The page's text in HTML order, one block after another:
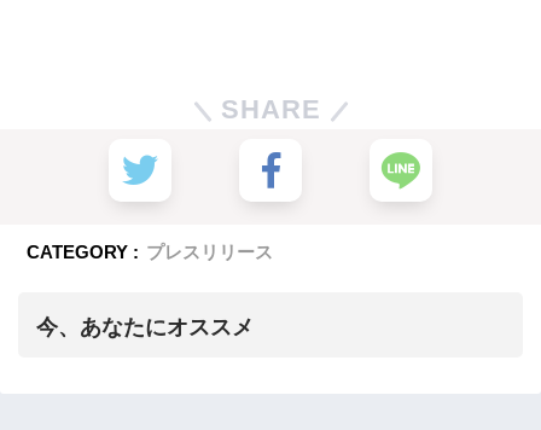
SHARE
CATEGORY : プレスリリース
今、あなたにオススメ